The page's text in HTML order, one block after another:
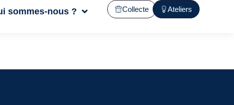
sommes-nous ? Collecte Ateliers